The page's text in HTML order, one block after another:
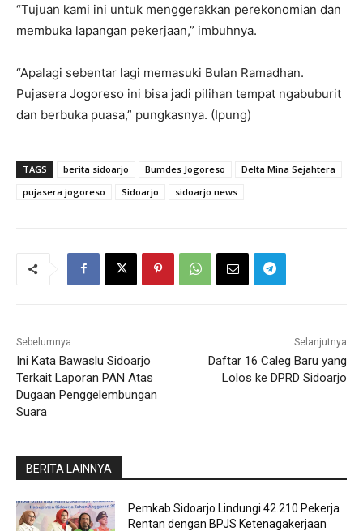
“Tujuan kami ini untuk menggerakkan perekonomian dan
membuka lapangan pekerjaan,” imbuhnya.
“Apalagi sebentar lagi memasuki Bulan Ramadhan.
Pujasera Jogoreso ini bisa jadi pilihan tempat ngabuburit
dan berbuka puasa,” pungkasnya. (Ipung)
TAGS berita sidoarjo Bumdes Jogoreso
Delta Mina Sejahtera
pujasera jogoreso
Sidoarjo sidoarjo news
Sebelumnya
Ini Kata Bawaslu Sidoarjo
Terkait Laporan PAN Atas
Dugaan Penggelembungan
Suara
Selanjutnya
Daftar 16 Caleg Baru yang
Lolos ke DPRD Sidoarjo
BERITA LAINNYA
Pemkab Sidoarjo Lindungi 42.210 Pekerja
Rentan dengan BPJS Ketenagakerjaan